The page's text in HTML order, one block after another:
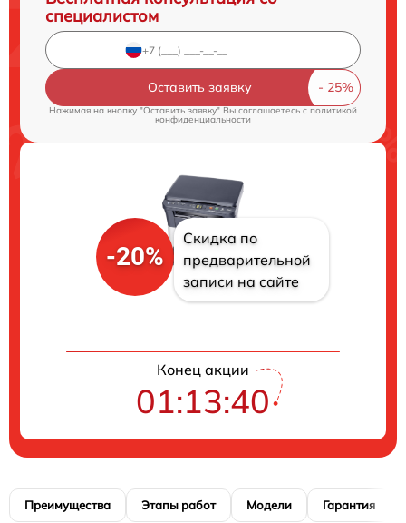
специалистом
Оставить заявку
Нажимая на кнопку "Оставить заявку" Вы соглашаетесь c политикой
конфиденциальности
-20%
Скидка по
предварительной
записи на сайте
Конец акции
01:13:39
Преимущества Этапы работ Модели Гарантия